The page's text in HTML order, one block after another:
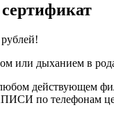
или дыханием в
действующем
по телефонам